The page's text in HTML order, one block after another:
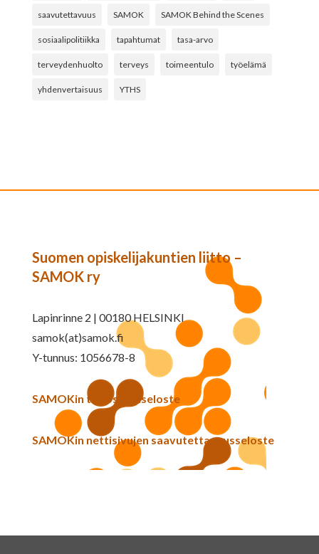
saavutettavuus SAMOK SAMOK Behind the Scenes
sosiaalipolitiikka tapahtumat tasa-arvo
terveydenhuolto terveys toimeentulo työelämä
yhdenvertaisuus YTHS
Suomen opiskelijakuntien liitto –
SAMOK ry
Lapinrinne 2 | 00180 HELSINKI
samok(at)samok.fi
Y-tunnus: 1056678-8
SAMOKin tietosuojaseloste
SAMOKin nettisivujen saavutettavuusseloste